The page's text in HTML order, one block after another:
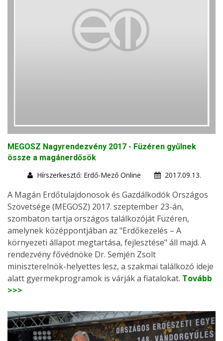
MEGOSZ Nagyrendezvény 2017 - Füzéren gyűlnek
össze a magánerdősök
Hírszerkesztő: Erdő-Mező Online
2017.09.13.
A Magán Erdőtulajdonosok és Gazdálkodók Országos
Szövetsége (MEGOSZ) 2017. szeptember 23-án,
szombaton tartja országos találkozóját Füzéren,
amelynek középpontjában az "Erdőkezelés – A
környezeti állapot megtartása, fejlesztése" áll majd. A
rendezvény fővédnöke Dr. Semjén Zsolt
miniszterelnök-helyettes lesz, a szakmai találkozó ideje
alatt gyermekprogramok is várják a fiatalokat. Tovább
>>>